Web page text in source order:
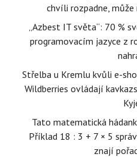
chvíli rozpadne,
„Azbest IT světa“: 70 %
programovacím jazyce z
Střelba u Kremlu kvůli e-
Wildberries ovládají
Tato matematická
Příklad 18 : 3 + 7 × 5
znají